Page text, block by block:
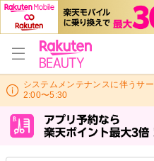
システムメンテナンスに伴うサ
2:00〜5:30